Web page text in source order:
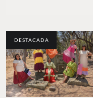
DESTACADA